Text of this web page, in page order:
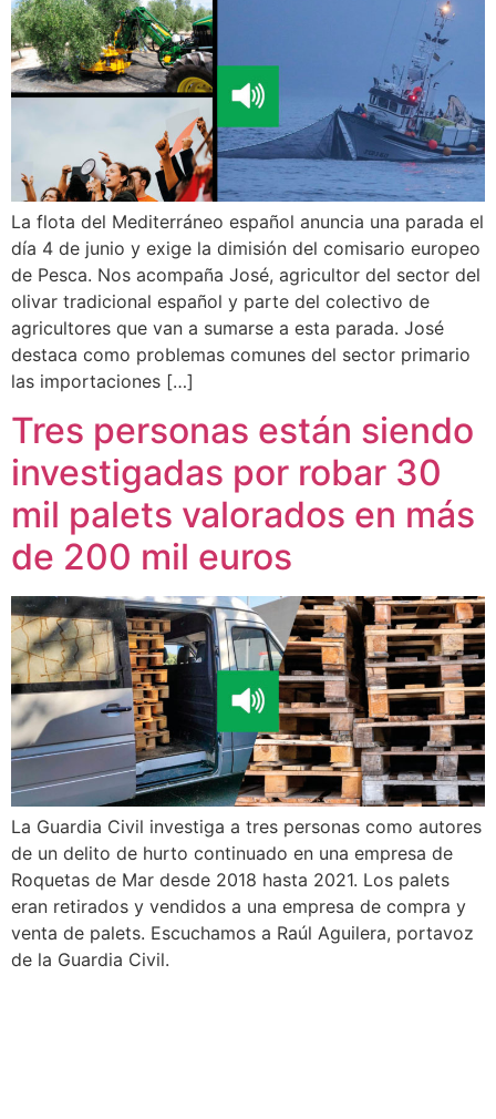
La flota del Mediterráneo español anuncia una parada el
día 4 de junio y exige la dimisión del comisario europeo
de Pesca. Nos acompaña José, agricultor del sector del
olivar tradicional español y parte del colectivo de
agricultores que van a sumarse a esta parada. José
destaca como problemas comunes del sector primario
las importaciones […]
Tres personas están siendo
investigadas por robar 30
mil palets valorados en más
de 200 mil euros
La Guardia Civil investiga a tres personas como autores
de un delito de hurto continuado en una empresa de
Roquetas de Mar desde 2018 hasta 2021. Los palets
eran retirados y vendidos a una empresa de compra y
venta de palets. Escuchamos a Raúl Aguilera, portavoz
de la Guardia Civil.